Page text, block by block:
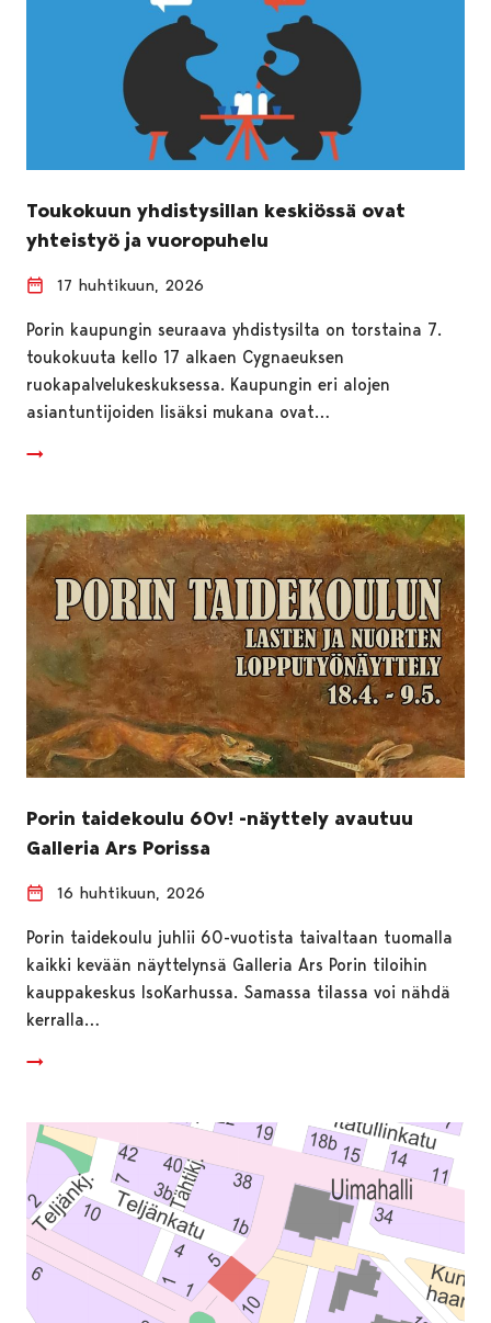
Toukokuun yhdistysillan keskiössä ovat
yhteistyö ja vuoropuhelu
17 huhtikuun, 2026
Porin kaupungin seuraava yhdistysilta on torstaina 7.
toukokuuta kello 17 alkaen Cygnaeuksen
ruokapalvelukeskuksessa. Kaupungin eri alojen
asiantuntijoiden lisäksi mukana ovat…
Porin taidekoulu 60v! -näyttely avautuu
Galleria Ars Porissa
16 huhtikuun, 2026
Porin taidekoulu juhlii 60-vuotista taivaltaan tuomalla
kaikki kevään näyttelynsä Galleria Ars Porin tiloihin
kauppakeskus IsoKarhussa. Samassa tilassa voi nähdä
kerralla…